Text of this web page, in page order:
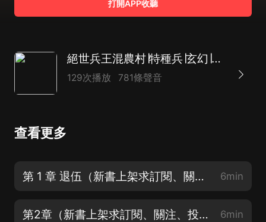
打開APP收聽
絕世兵王混農村∣特種兵∣玄幻∣兵王∣熱血∣都市∣逆襲∣傳承∣AI多播
129次播放 781條聲音
查看更多
第 1 章 退伍（新書上架求訂閱、關注、投喂月票） 6min
第2章（新書上架求訂閱、關注、投喂月票） 6min